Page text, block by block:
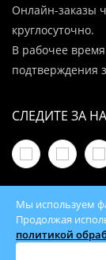
Онлайн-заказы
круглосуточно.
В рабочее
подтверждения
СЛЕДИТЕ ЗА
© 2026
Мы используем
Продолжая
политикой